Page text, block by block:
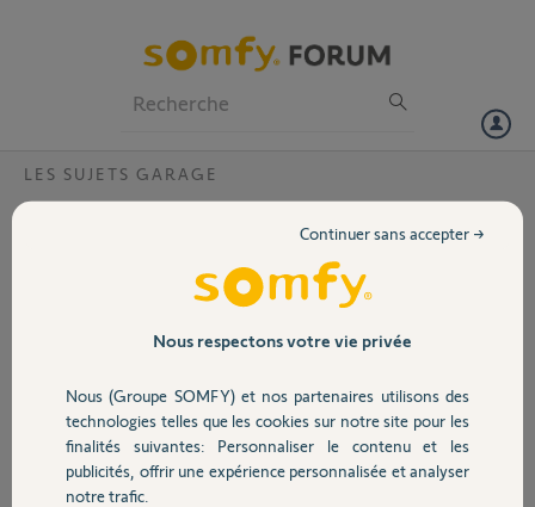
Volet
Sécurité
Domotique
LES SUJETS GARAGE
Alarme sur porte de garage ROLLIXO io
comment fonctionne la détection de l'alarme porte de garage.
l'alarme est active ( appui sur stop et descente + voyant et bip du
je lève la barre de seuil les voyants vert s'allume sur le boitier xse en
s'allume sur le boitier récepteur de commande ROLLIXO .io.
mais pas de son de l'alarme.
Merci,
Nous respectons votre vie privée
Nous (Groupe SOMFY) et nos partenaires utilisons des
technologies telles que les cookies sur notre site pour les
finalités suivantes: Personnaliser le contenu et les
publicités, offrir une expérience personnalisée et analyser
notre trafic.
Continuer sans accepter →